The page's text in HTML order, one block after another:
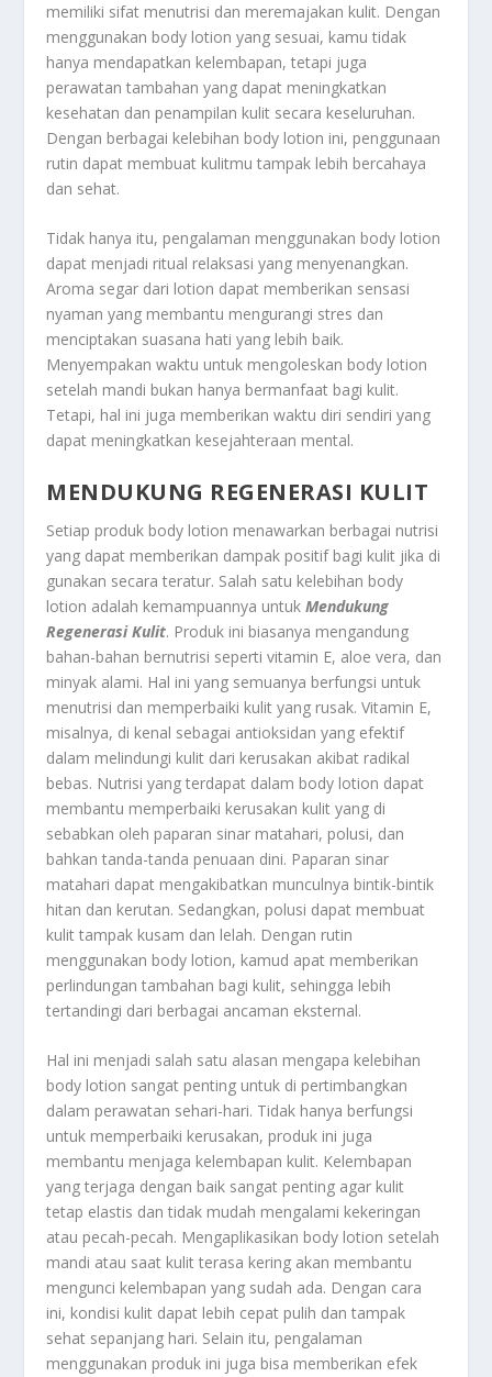
memiliki sifat menutrisi dan meremajakan kulit. Dengan
menggunakan body lotion yang sesuai, kamu tidak
hanya mendapatkan kelembapan, tetapi juga
perawatan tambahan yang dapat meningkatkan
kesehatan dan penampilan kulit secara keseluruhan.
Dengan berbagai kelebihan body lotion ini, penggunaan
rutin dapat membuat kulitmu tampak lebih bercahaya
dan sehat.
Tidak hanya itu, pengalaman menggunakan body lotion
dapat menjadi ritual relaksasi yang menyenangkan.
Aroma segar dari lotion dapat memberikan sensasi
nyaman yang membantu mengurangi stres dan
menciptakan suasana hati yang lebih baik.
Menyempakan waktu untuk mengoleskan body lotion
setelah mandi bukan hanya bermanfaat bagi kulit.
Tetapi, hal ini juga memberikan waktu diri sendiri yang
dapat meningkatkan kesejahteraan mental.
MENDUKUNG REGENERASI KULIT
Setiap produk body lotion menawarkan berbagai nutrisi
yang dapat memberikan dampak positif bagi kulit jika di
gunakan secara teratur. Salah satu kelebihan body
lotion adalah kemampuannya untukMendukung
Regenerasi Kulit. Produk ini biasanya mengandung
bahan-bahan bernutrisi seperti vitamin E, aloe vera, dan
minyak alami. Hal ini yang semuanya berfungsi untuk
menutrisi dan memperbaiki kulit yang rusak. Vitamin E,
misalnya, di kenal sebagai antioksidan yang efektif
dalam melindungi kulit dari kerusakan akibat radikal
bebas. Nutrisi yang terdapat dalam body lotion dapat
membantu memperbaiki kerusakan kulit yang di
sebabkan oleh paparan sinar matahari, polusi, dan
bahkan tanda-tanda penuaan dini. Paparan sinar
matahari dapat mengakibatkan munculnya bintik-bintik
hitan dan kerutan. Sedangkan, polusi dapat membuat
kulit tampak kusam dan lelah. Dengan rutin
menggunakan body lotion, kamud apat memberikan
perlindungan tambahan bagi kulit, sehingga lebih
tertandingi dari berbagai ancaman eksternal.
Hal ini menjadi salah satu alasan mengapa kelebihan
body lotion sangat penting untuk di pertimbangkan
dalam perawatan sehari-hari. Tidak hanya berfungsi
untuk memperbaiki kerusakan, produk ini juga
membantu menjaga kelembapan kulit. Kelembapan
yang terjaga dengan baik sangat penting agar kulit
tetap elastis dan tidak mudah mengalami kekeringan
atau pecah-pecah. Mengaplikasikan body lotion setelah
mandi atau saat kulit terasa kering akan membantu
mengunci kelembapan yang sudah ada. Dengan cara
ini, kondisi kulit dapat lebih cepat pulih dan tampak
sehat sepanjang hari. Selain itu, pengalaman
menggunakan produk ini juga bisa memberikan efek